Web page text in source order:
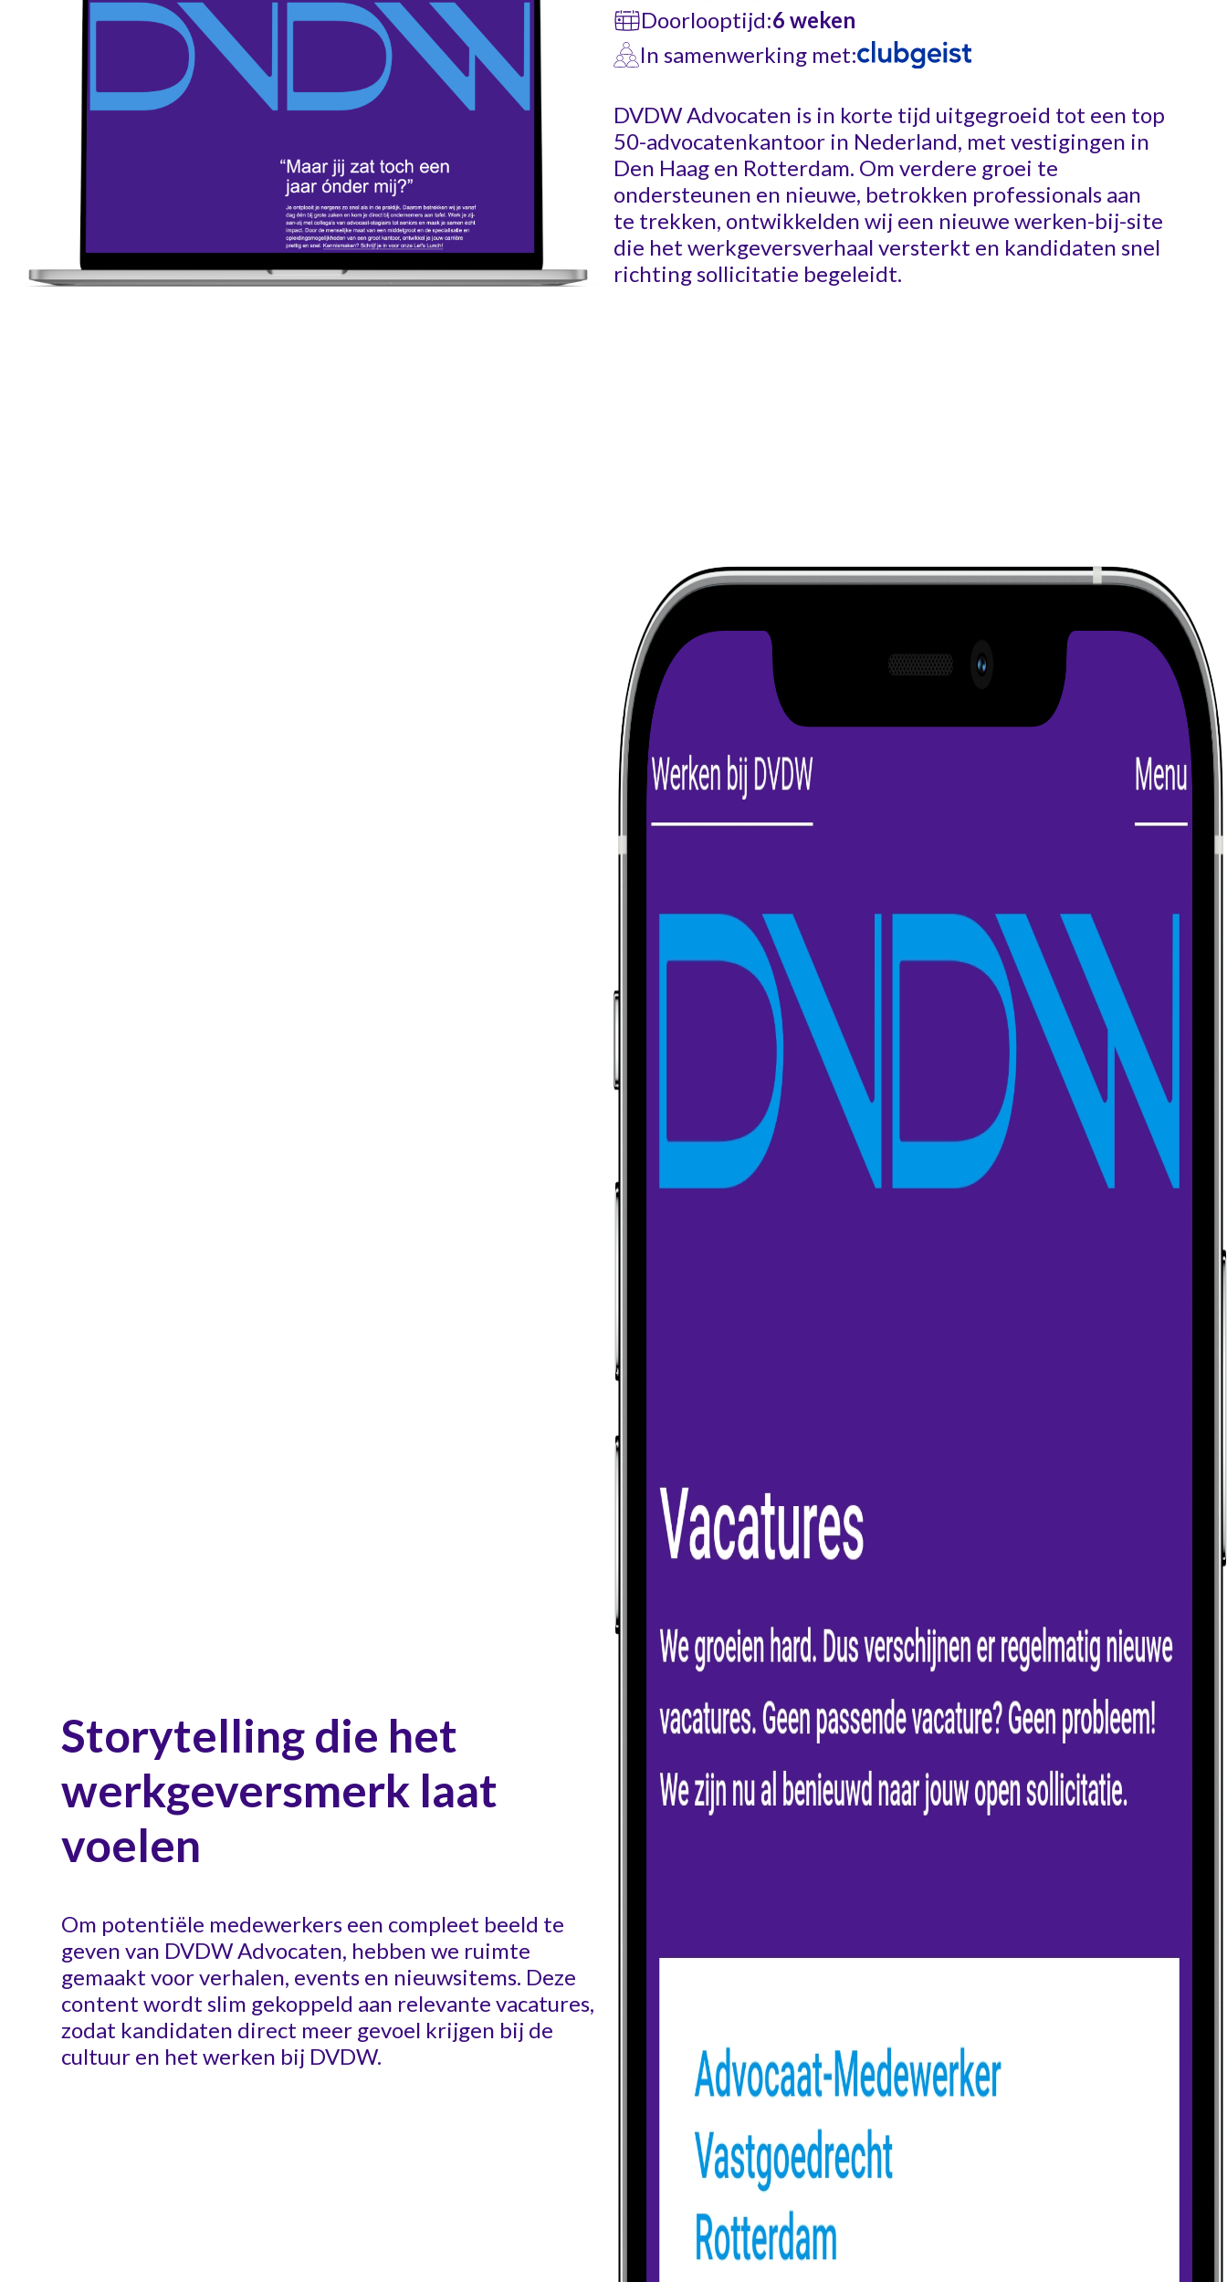
Doorlooptijd:6 weken
In samenwerking met:
DVDW Advocaten is in korte tijd uitgegroeid tot een top
50-advocatenkantoor in Nederland, met vestigingen in
Den Haag en Rotterdam. Om verdere groei te
ondersteunen en nieuwe, betrokken professionals aan
te trekken, ontwikkelden wij een nieuwe werken-bij-site
die het werkgeversverhaal versterkt en kandidaten snel
richting sollicitatie begeleidt.
Storytelling die het
werkgeversmerk laat
voelen
Om potentiële medewerkers een compleet beeld te
geven van DVDW Advocaten, hebben we ruimte
gemaakt voor verhalen, events en nieuwsitems. Deze
content wordt slim gekoppeld aan relevante vacatures,
zodat kandidaten direct meer gevoel krijgen bij de
cultuur en het werken bij DVDW.